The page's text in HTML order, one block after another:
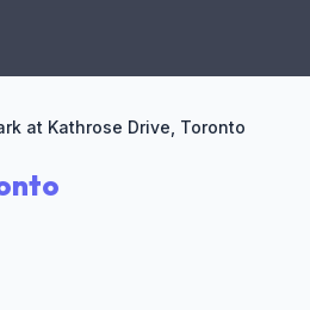
at Kathrose Drive, Toronto